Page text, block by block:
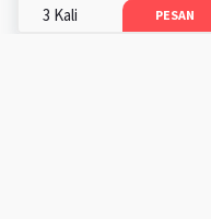
3 Kali PESAN